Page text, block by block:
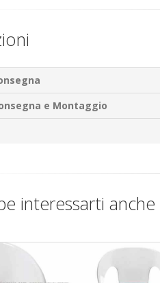
e Montaggio
interessarti anche